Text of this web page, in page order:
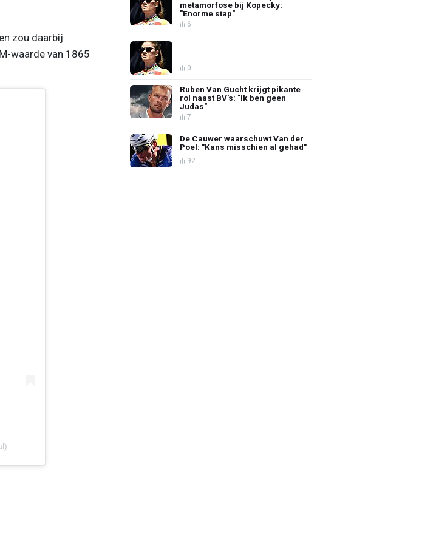
zou daarbij
waarde van 1865
metamorfose bij Kopecky:
"Enorme stap"
6
0
Ruben Van Gucht krijgt pikante
rol naast BV's: "Ik ben geen
Judas"
7
De Cauwer waarschuwt Van der
Poel: "Kans misschien al gehad"
92